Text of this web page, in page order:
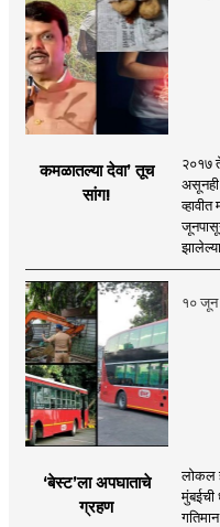
कमळातल्या देवा’ तूच
सांग!
२०१७
१० जून
‘बेस्ट’ला अपघाताचे
ग्रहण
लोकल
मुंबईची